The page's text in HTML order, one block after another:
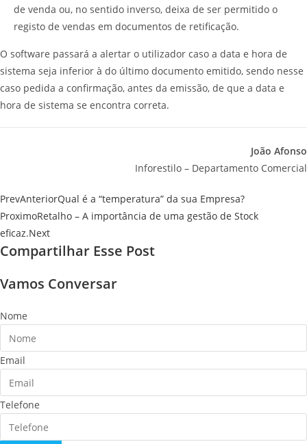
de venda ou, no sentido inverso, deixa de ser permitido o
registo de vendas em documentos de retificação.
O software passará a alertar o utilizador caso a data e hora de
sistema seja inferior à do último documento emitido, sendo nesse
caso pedida a confirmação, antes da emissão, de que a data e
hora de sistema se encontra correta.
João Afonso
Inforestilo – Departamento Comercial
PrevAnteriorQual é a “temperatura” da sua Empresa?
ProximoRetalho – A importância de uma gestão de Stock
eficaz.Next
Compartilhar Esse Post
Vamos Conversar
Nome
Email
Telefone